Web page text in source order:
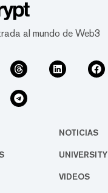
al mundo de Web3
NOTICIAS
UNIVERSITY
VIDEOS